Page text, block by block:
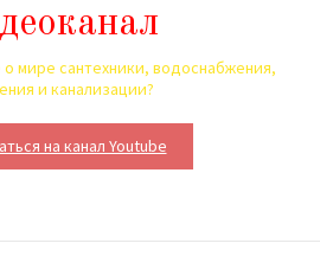
мире сантехники, водоснабжения,
и канализации?
на канал Youtube